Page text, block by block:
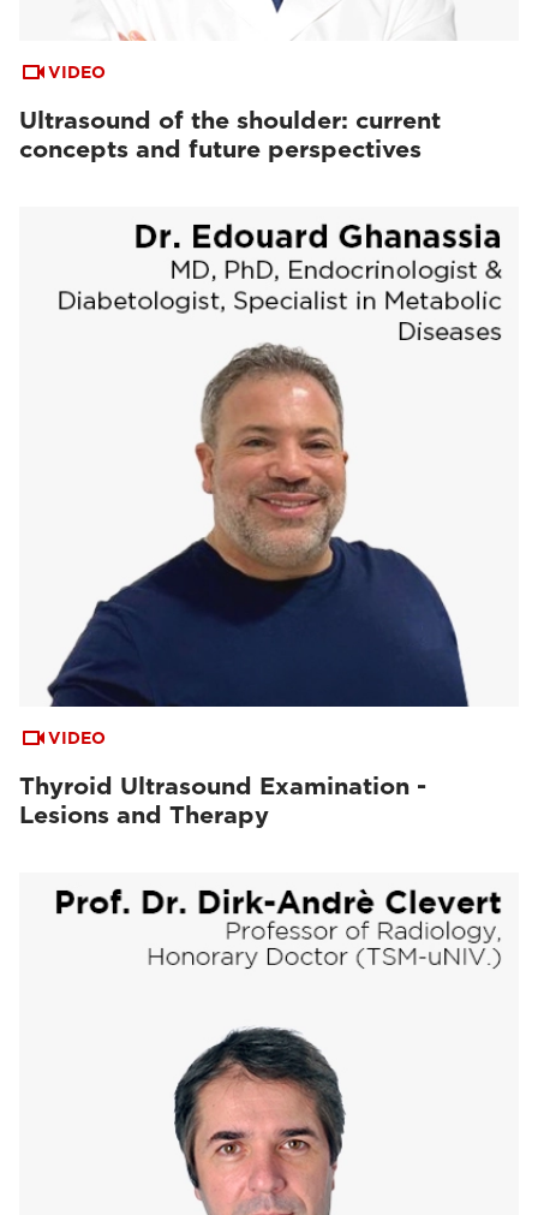
VIDEO
Ultrasound of the shoulder: current
concepts and future perspectives
VIDEO
Thyroid Ultrasound Examination -
Lesions and Therapy